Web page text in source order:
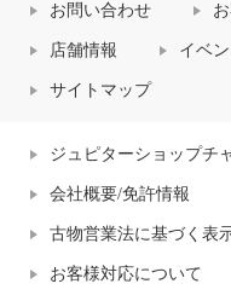
お問い合わせ
店舗情報 イベ
サイトマップ
ジュピターショップチ
会社概要/免許情報
古物営業法に基づく表
お客様対応について